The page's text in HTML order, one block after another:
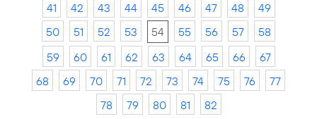
41
42 43 44 45 46 47 48
49
50
51 52 53 54 55 56 57
58
59
60 61 62 63 64 65 66
67
68
69 70 71 72 73 74 75 76
77
78
79 80 81 82